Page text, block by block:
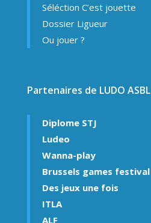
Séléction C’est jouette
Dossier Ligueur
Ou jouer ?
Partenaires de LUDO ASBL
Diplome STJ
Ludeo
Wanna-play
Brussels games festival
Des jeux une fois
ITLA
ALF